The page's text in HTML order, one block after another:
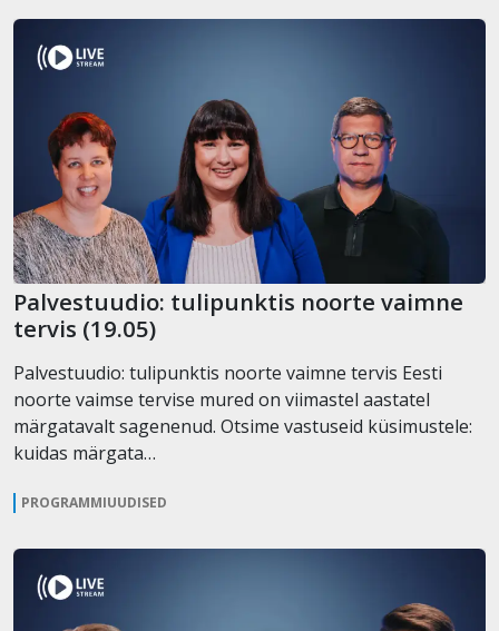
Palvestuudio: tulipunktis noorte vaimne
tervis (19.05)
Palvestuudio: tulipunktis noorte vaimne tervis Eesti
noorte vaimse tervise mured on viimastel aastatel
märgatavalt sagenenud. Otsime vastuseid küsimustele:
kuidas märgata…
PROGRAMMIUUDISED